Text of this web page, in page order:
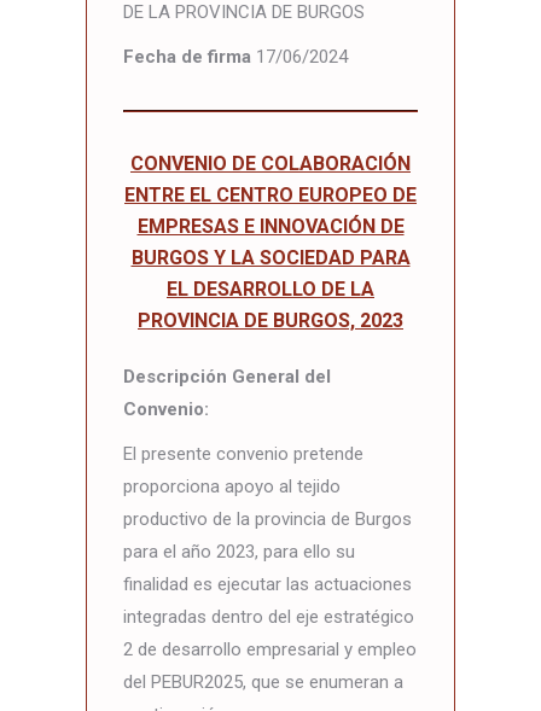
DE LA PROVINCIA DE BURGOS
Fecha de firma 17/06/2024
CONVENIO DE COLABORACIÓN
ENTRE EL CENTRO EUROPEO DE
EMPRESAS E INNOVACIÓN DE
BURGOS Y LA SOCIEDAD PARA
EL DESARROLLO DE LA
PROVINCIA DE BURGOS, 2023
Descripción General del
Convenio:
El presente convenio pretende
proporciona apoyo al tejido
productivo de la provincia de Burgos
para el año 2023, para ello su
finalidad es ejecutar las actuaciones
integradas dentro del eje estratégico
2 de desarrollo empresarial y empleo
del PEBUR2025, que se enumeran a